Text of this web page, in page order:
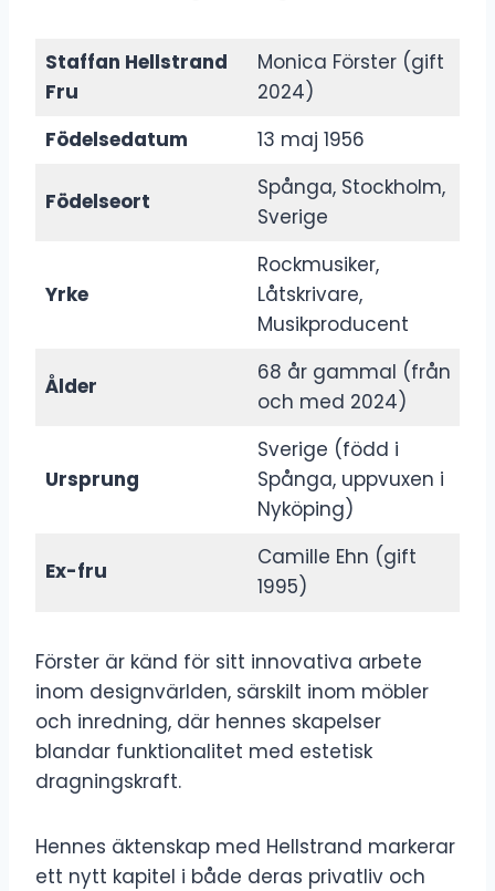
Staffan Hellstrand
Fru
Monica Förster (gift
2024)
Födelsedatum
13 maj 1956
Födelseort
Spånga, Stockholm,
Sverige
Yrke
Rockmusiker,
Låtskrivare,
Musikproducent
Ålder
68 år gammal (från
och med 2024)
Ursprung
Sverige (född i
Spånga, uppvuxen i
Nyköping)
Ex-fru
Camille Ehn (gift
1995)
Förster är känd för sitt innovativa arbete
inom designvärlden, särskilt inom möbler
och inredning, där hennes skapelser
blandar funktionalitet med estetisk
dragningskraft.
Hennes äktenskap med Hellstrand markerar
ett nytt kapitel i både deras privatliv och